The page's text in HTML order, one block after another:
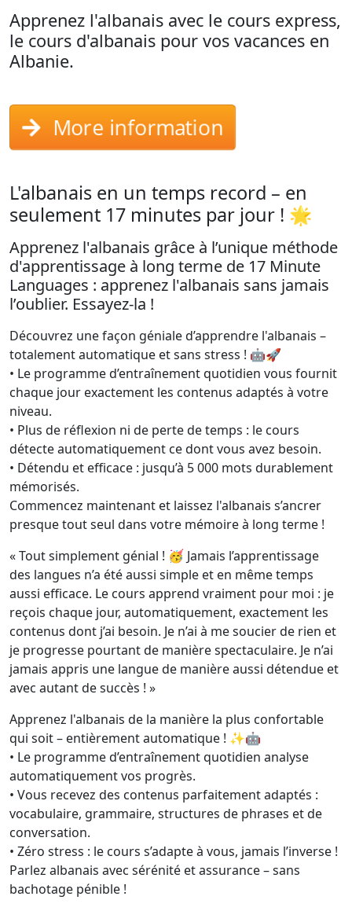
Apprenez l'albanais avec le cours express,
le cours d'albanais pour vos vacances en
Albanie.
More information
L'albanais en un temps record – en
seulement 17 minutes par jour ! 🌟
Apprenez l'albanais grâce à l’unique méthode
d'apprentissage à long terme de 17 Minute
Languages : apprenez l'albanais sans jamais
l’oublier. Essayez-la !
Découvrez une façon géniale d’apprendre l'albanais –
totalement automatique et sans stress ! 🤖🚀
• Le programme d’entraînement quotidien vous fournit
chaque jour exactement les contenus adaptés à votre
niveau.
• Plus de réflexion ni de perte de temps : le cours
détecte automatiquement ce dont vous avez besoin.
• Détendu et efficace : jusqu’à 5 000 mots durablement
mémorisés.
Commencez maintenant et laissez l'albanais s’ancrer
presque tout seul dans votre mémoire à long terme !
« Tout simplement génial ! 🥳 Jamais l’apprentissage
des langues n’a été aussi simple et en même temps
aussi efficace. Le cours apprend vraiment pour moi : je
reçois chaque jour, automatiquement, exactement les
contenus dont j’ai besoin. Je n’ai à me soucier de rien et
je progresse pourtant de manière spectaculaire. Je n’ai
jamais appris une langue de manière aussi détendue et
avec autant de succès ! »
Apprenez l'albanais de la manière la plus confortable
qui soit – entièrement automatique ! ✨🤖
• Le programme d’entraînement quotidien analyse
automatiquement vos progrès.
• Vous recevez des contenus parfaitement adaptés :
vocabulaire, grammaire, structures de phrases et de
conversation.
• Zéro stress : le cours s’adapte à vous, jamais l’inverse !
Parlez albanais avec sérénité et assurance – sans
bachotage pénible !